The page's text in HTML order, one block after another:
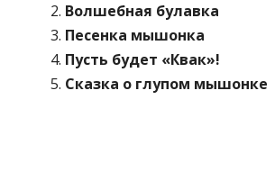
Волшебная булавка
Песенка мышонка
Пусть будет «Квак»!
Сказка о глупом мышонке